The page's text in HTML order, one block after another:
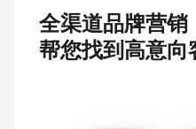
全渠道品牌营销
帮您找到高意向